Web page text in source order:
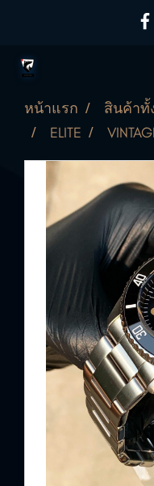
หน้าแรก สินค้าทั้
ELITE